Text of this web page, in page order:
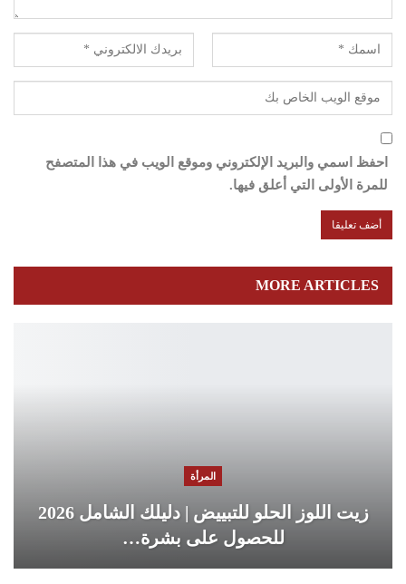
احفظ اسمي والبريد الإلكتروني وموقع الويب في هذا المتصفح
للمرة الأولى التي أعلق فيها.
MORE ARTICLES
المرأة
زيت اللوز الحلو للتبييض | دليلك الشامل 2026
للحصول على بشرة…